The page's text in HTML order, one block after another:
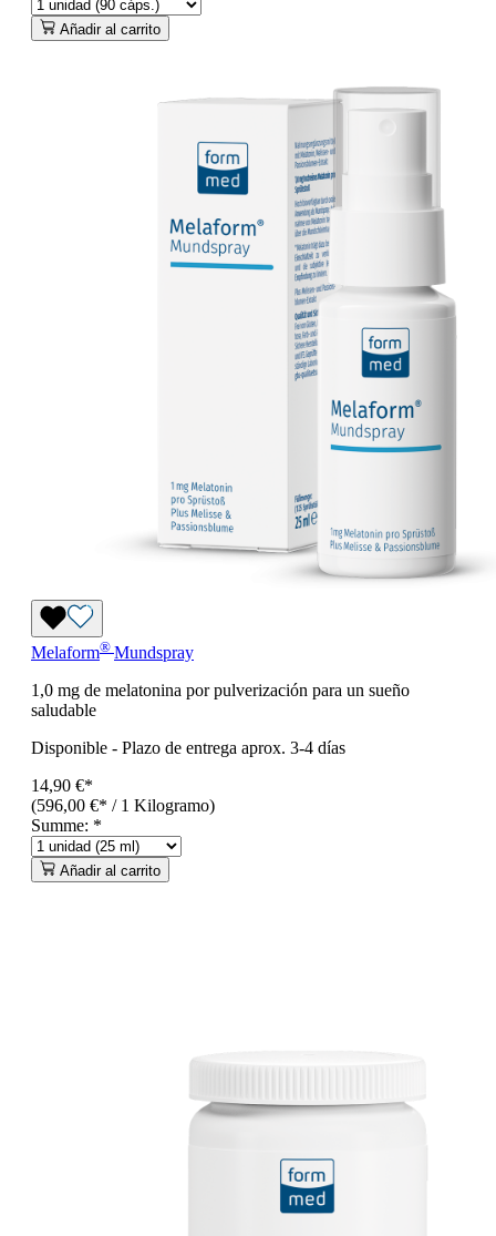
Añadir al carrito
Melaform® Mundspray
1,0 mg de melatonina por pulverización para un sueño
saludable
Disponible - Plazo de entrega aprox. 3-4 días
14,90 €*
(596,00 €* / 1 Kilogramo)
Summe: *
Añadir al carrito